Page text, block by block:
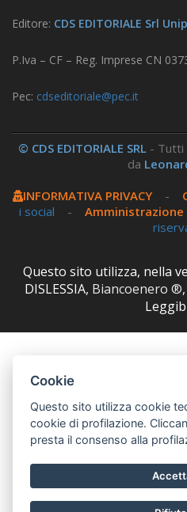
Editore: CDS EDITORIALE Srl
P.Iva – CF – Reg. Imprese CN
Pec: cdseditoriale@pec.it
© CDS EDITORIALE SRL - Tutti
da
INFORMATIVA PRIVACY-
i social -
Questo sito utilizza, nella
DISLESSIA, Biancoenero ®
Cookie
Questo sito utilizza cookie
cookie di profilazione.
presta il consenso alla